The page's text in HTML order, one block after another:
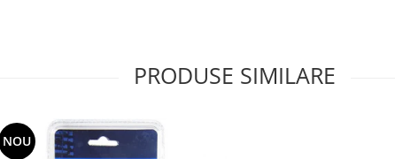
PRODUSE SIMILARE
NOU